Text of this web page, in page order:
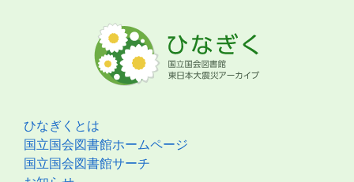
ひなぎくとは
国立国会図書館ホームページ
国立国会図書館サーチ